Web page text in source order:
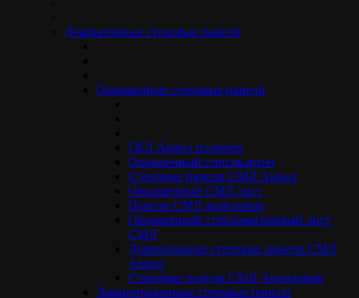
Декоративные стеновые панели
Окрашенные стеновые панели
ГКЛ Акрил полимер
Окрашенный гипсокартон
Стеновые панели СМЛ Акрил
Окрашенный СМЛ лист
Панели СМЛ акриловые
Окрашенный стекломагниевый лист
СМЛ
Декоративные стеновые панели СМЛ
Акрил
Стеновые панели СМЛ Акриловые
Ламинированные стеновые панели
экономия. Готовое решение напрямую от
ПОЛУЧИТЬ РАСЧЕТ СКИДКИ